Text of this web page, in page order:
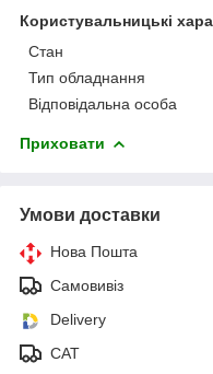
Користувальницькі
Стан
Тип обладнання
Відповідальна особа
Приховати
Умови доставки
Нова Пошта
Самовивіз
Delivery
САТ